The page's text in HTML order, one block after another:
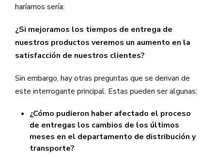
haríamos sería:
¿Si mejoramos los tiempos de entrega de
nuestros productos veremos un aumento en la
satisfacción de nuestros clientes?
Sin embargo, hay otras preguntas que se derivan de
este interrogante principal. Estas pueden ser algunas:
¿Cómo pudieron haber afectado el proceso
de entregas los cambios de los últimos
meses en el departamento de distribución y
transporte?